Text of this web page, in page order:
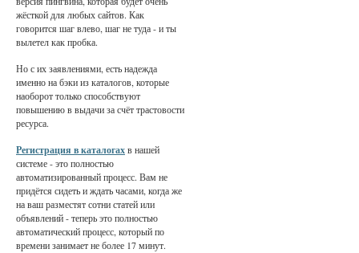
жёсткой для любых сайтов. Как
говорится шаг влево, шаг не туда - и ты
вылетел как пробка.
Но с их заявлениями, есть надежда
именно на бэки из каталогов, которые
наоборот только способствуют
повышению в выдачи за счёт трастовости
ресурса.
Регистрация в каталогахв нашей
системе - это полностью
автоматизированный процесс. Вам не
придётся сидеть и ждать часами, когда же
на ваш разместят сотни статей или
объявлений - теперь это полностью
автоматический процесс, который по
времени занимает не более 17 минут.